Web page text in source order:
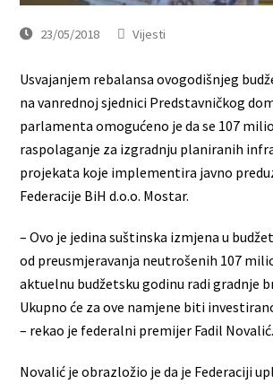
23/05/2018 Vijesti
Usvajanjem rebalansa ovogodišnjeg
na vanrednoj sjednici Predstavničkog
parlamenta omogućeno je da se 107
raspolaganje za izgradnju planiranih
projekata koje implementira javno
Federacije BiH d.o.o. Mostar.
– Ovo je jedina suštinska izmjena u
od preusmjeravanja neutrošenih 107
aktuelnu budžetsku godinu radi gradnje
Ukupno će za ove namjene biti
– rekao je federalni premijer Fadil Novalić.
Novalić je obrazložio je da je Federaciji